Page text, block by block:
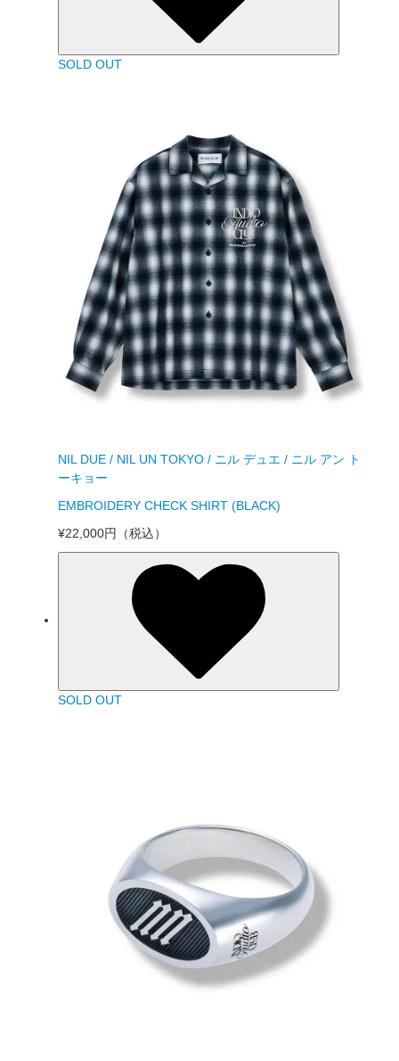
SOLD OUT
NIL DUE / NIL UN TOKYO / ニル デュエ / ニル アン ト
ーキョー
EMBROIDERY CHECK SHIRT (BLACK)
¥22,000円 （税込）
SOLD OUT